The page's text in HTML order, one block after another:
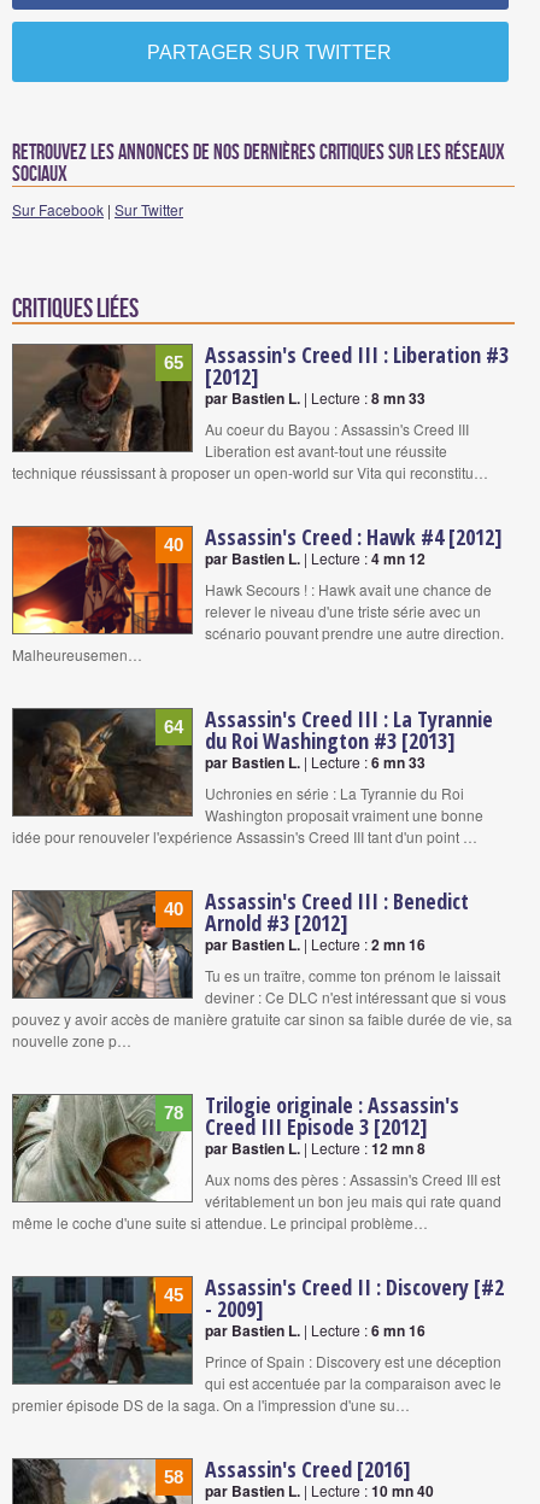
PARTAGER SUR TWITTER
Retrouvez les annonces de nos dernières critiques sur les réseaux
sociaux
Sur Facebook | Sur Twitter
Critiques liées
65 Assassin's Creed III : Liberation #3
[2012]
par Bastien L. | Lecture :8 mn 33
Au coeur du Bayou : Assassin's Creed III
Liberation est avant-tout une réussite
technique réussissant à proposer un open-world sur Vita qui reconstitu…
40 Assassin's Creed : Hawk #4 [2012]
par Bastien L. | Lecture :4 mn 12
Hawk Secours ! : Hawk avait une chance de
relever le niveau d'une triste série avec un
scénario pouvant prendre une autre direction.
Malheureusemen…
64 Assassin's Creed III : La Tyrannie
du Roi Washington #3 [2013]
par Bastien L. | Lecture :6 mn 33
Uchronies en série : La Tyrannie du Roi
Washington proposait vraiment une bonne
idée pour renouveler l'expérience Assassin's Creed III tant d'un point …
40 Assassin's Creed III : Benedict
Arnold #3 [2012]
par Bastien L. | Lecture :2 mn 16
Tu es un traître, comme ton prénom le laissait
deviner : Ce DLC n'est intéressant que si vous
pouvez y avoir accès de manière gratuite car sinon sa faible durée de vie, sa
nouvelle zone p…
78 Trilogie originale : Assassin's
Creed III Episode 3 [2012]
par Bastien L. | Lecture :12 mn 8
Aux noms des pères : Assassin's Creed III est
véritablement un bon jeu mais qui rate quand
même le coche d'une suite si attendue. Le principal problème…
45 Assassin's Creed II : Discovery [#2
- 2009]
par Bastien L. | Lecture :6 mn 16
Prince of Spain : Discovery est une déception
qui est accentuée par la comparaison avec le
premier épisode DS de la saga. On a l'impression d'une su…
58 Assassin's Creed [2016]
par Bastien L. | Lecture :10 mn 40